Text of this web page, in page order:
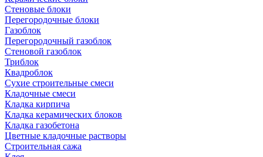
Стеновые блоки
Перегородочные блоки
Газоблок
Перегородочный газоблок
Стеновой газоблок
Триблок
Квадроблок
Сухие строительные смеси
Кладочные смеси
Кладка кирпича
Кладка керамических блоков
Кладка газобетона
Цветные кладочные растворы
Строительная сажа